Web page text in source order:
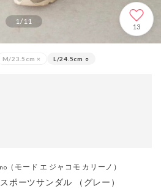
1/11
13
M/23.5cm × L/24.5cm ○
（モード エ ジャコモ カリーノ）
ポーツサンダル （グレー）